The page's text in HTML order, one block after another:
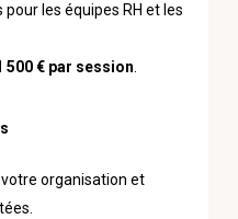
pour les équipes RH et les
500 € par session.
organisation et